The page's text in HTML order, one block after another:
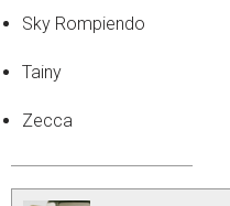
Sky Rompiendo
Tainy
Zecca